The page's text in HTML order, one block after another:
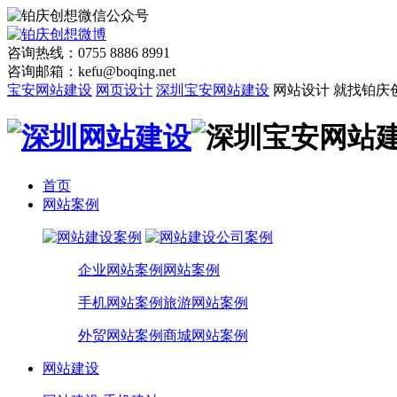
咨询热线：0755 8886 8991
咨询邮箱：kefu@boqing.net
宝安网站建设 网页设计 深圳宝安网站建设 网站设计 就找铂庆
首页
网站案例
企业网站案例 网站案例
手机网站案例旅游网站案例
外贸网站案例商城网站案例
网站建设